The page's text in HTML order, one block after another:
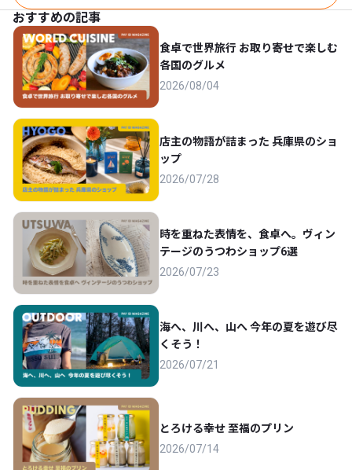
おすすめの記事
食卓で世界旅行 お取り寄せで楽しむ
各国のグルメ
2026/08/04
店主の物語が詰まった 兵庫県のショ
ップ
2026/07/28
時を重ねた表情を、食卓へ。ヴィン
テージのうつわショップ6選
2026/07/23
海へ、川へ、山へ 今年の夏を遊び尽
くそう！
2026/07/21
とろける幸せ 至福のプリン
2026/07/14